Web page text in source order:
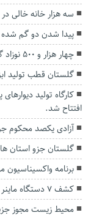
سه هزار خانه خالی
پیدا شدن دو گم شده
چهار هزار و ۵۰۰ نوزاد گلستانی مشمول تزریق واکسن پنوموکوک هستند
گلستان قطب تولید
کارگاه تولید
افتتاح شد.
آزادی یکصد محکوم
گلستان جزو استان
برنامه
کشف 7 دستگاه ماينر در گنبدكاووس
محیط زیست مجوز